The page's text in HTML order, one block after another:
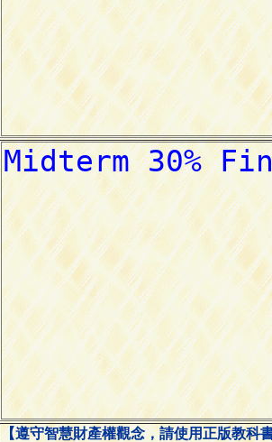
【遵守智慧財產權觀念，請使用正版教科